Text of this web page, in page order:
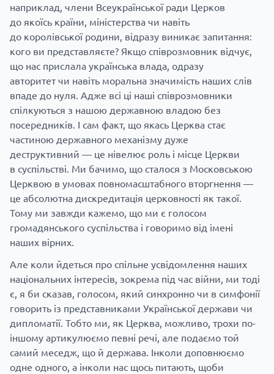
наприклад, члени Всеукраїнської ради Церков
до якоїсь країни, міністерства чи навіть
до королівської родини, відразу виникає запитання:
кого ви представляєте? Якщо співрозмовник відчує,
що нас прислала українська влада, одразу
авторитет чи навіть моральна значимість наших слів
впаде до нуля. Адже всі ці наші співрозмовники
спілкуються з нашою державною владою без
посередників. І сам факт, що якась Церква стає
частиною державного механізму дуже
деструктивний — це нівелює роль і місце Церкви
в суспільстві. Ми бачимо, що сталося з Московською
Церквою в умовах повномасштабного вторгнення —
це абсолютна дискредитація церковності як такої.
Тому ми завжди кажемо, що ми є голосом
громадянського суспільства і говоримо від імені
наших вірних.
Але коли йдеться про спільне усвідомлення наших
національних інтересів, зокрема під час війни, ми тоді
є, я би сказав, голосом, який синхронно чи в симфонії
говорить із представниками Української держави чи
дипломатії. Тобто ми, як Церква, можливо, трохи по-
іншому артикулюємо певні речі, але подаємо той
самий меседж, що й держава. Інколи доповнюємо
одне одного, а інколи нас щось питають, щоби